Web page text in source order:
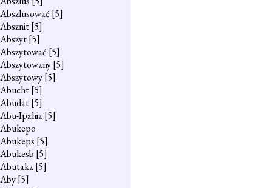
Abszlusować [5]
Absznit[5]
Abszyt[5]
Abszytować [5]
Abszytowany[5]
Abszytowy[5]
Abucht[5]
Abudat[5]
Abu-Ipahia[5]
Abukepo
Abukeps [5]
Abukesb [5]
Abutaka[5]
Aby[5]